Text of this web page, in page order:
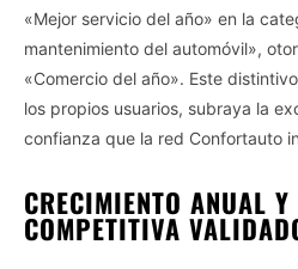
«Mejor servicio del año» en la
mantenimiento del automóvil»,
«Comercio del año». Este
los propios usuarios, subraya la
confianza que la red Confortauto
CRECIMIENTO ANUAL Y
COMPETITIVA